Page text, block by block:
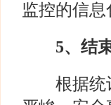
监控的信息
5、结
根据统计